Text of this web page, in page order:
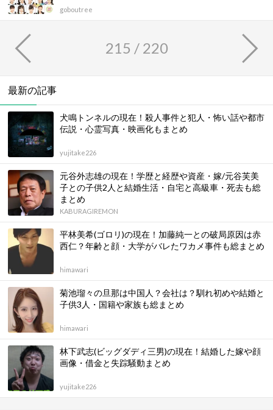
goboutree
215 / 220
最新の記事
犬鳴トンネルの現在！殺人事件と犯人・怖い話や都市
伝説・心霊写真・映画化もまとめ
yujitake226
元谷外志雄の現在！学歴と経歴や資産・嫁/元谷芙美
子との子供2人と結婚生活・自宅と高級車・死去も総
まとめ
KABURAGIREMON
平林美希(ゴロリ)の現在！加藤純一との破局原因は赤
西仁？年齢と顔・大学がバレたワカメ事件も総まとめ
himawari
菊池瑠々の旦那は中国人？会社は？馴れ初めや結婚と
子供3人・国籍や家族も総まとめ
himawari
林下武志(ビッグダディ三男)の現在！結婚した嫁や顔
画像・借金と失踪騒動まとめ
yujitake226